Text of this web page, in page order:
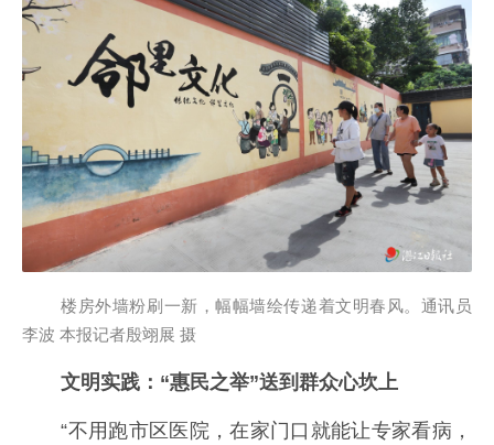
楼房外墙粉刷一新，幅幅墙绘传递着文明春风。通讯员
李波 本报记者殷翊展 摄
文明实践：“惠民之举”送到群众心坎上
“不用跑市区医院，在家门口就能让专家看病，